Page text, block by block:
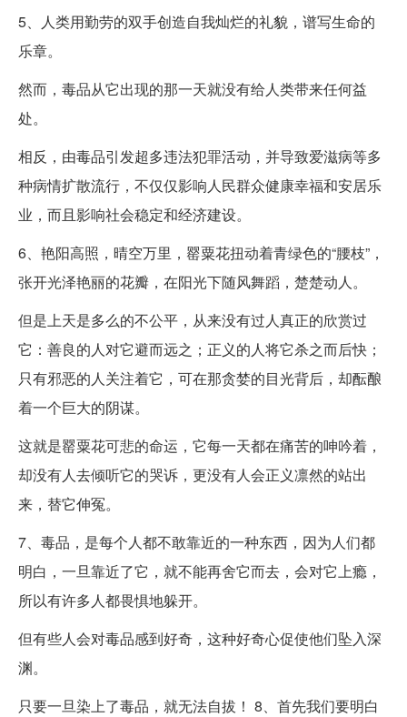
5、人类用勤劳的双手创造自我灿烂的礼貌，谱写生命的
乐章。
然而，毒品从它出现的那一天就没有给人类带来任何益
处。
相反，由毒品引发超多违法犯罪活动，并导致爱滋病等多
种病情扩散流行，不仅仅影响人民群众健康幸福和安居乐
业，而且影响社会稳定和经济建设。
6、艳阳高照，晴空万里，罂粟花扭动着青绿色的“腰枝”，
张开光泽艳丽的花瓣，在阳光下随风舞蹈，楚楚动人。
但是上天是多么的不公平，从来没有过人真正的欣赏过
它：善良的人对它避而远之；正义的人将它杀之而后快；
只有邪恶的人关注着它，可在那贪婪的目光背后，却酝酿
着一个巨大的阴谋。
这就是罂粟花可悲的命运，它每一天都在痛苦的呻吟着，
却没有人去倾听它的哭诉，更没有人会正义凛然的站出
来，替它伸冤。
7、毒品，是每个人都不敢靠近的一种东西，因为人们都
明白，一旦靠近了它，就不能再舍它而去，会对它上瘾，
所以有许多人都畏惧地躲开。
但有些人会对毒品感到好奇，这种好奇心促使他们坠入深
渊。
只要一旦染上了毒品，就无法自拔！ 8、首先我们要明白